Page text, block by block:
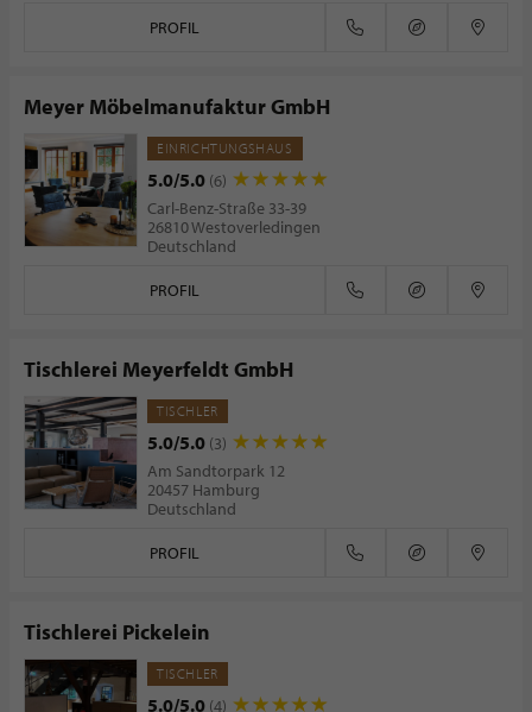
PROFIL
Meyer Möbelmanufaktur GmbH
EINRICHTUNGSHAUS
5.0/5.0 (6)
Carl-Benz-Straße 33-39
26810 Westoverledingen
Deutschland
PROFIL
Tischlerei Meyerfeldt GmbH
TISCHLER
5.0/5.0 (3)
Am Sandtorpark 12
20457 Hamburg
Deutschland
PROFIL
Tischlerei Pickelein
TISCHLER
5.0/5.0 (4)